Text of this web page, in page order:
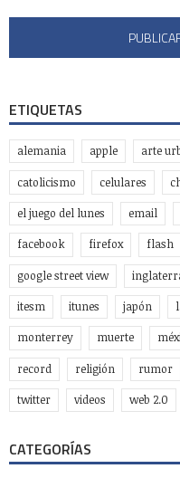
ETIQUETAS
alemania apple arte
catolicismo celulares
el juego del lunes email
facebook firefox flash
google street view
itesm itunes japón
monterrey muerte
record religión rumor
twitter videos web 2.0
CATEGORÍAS